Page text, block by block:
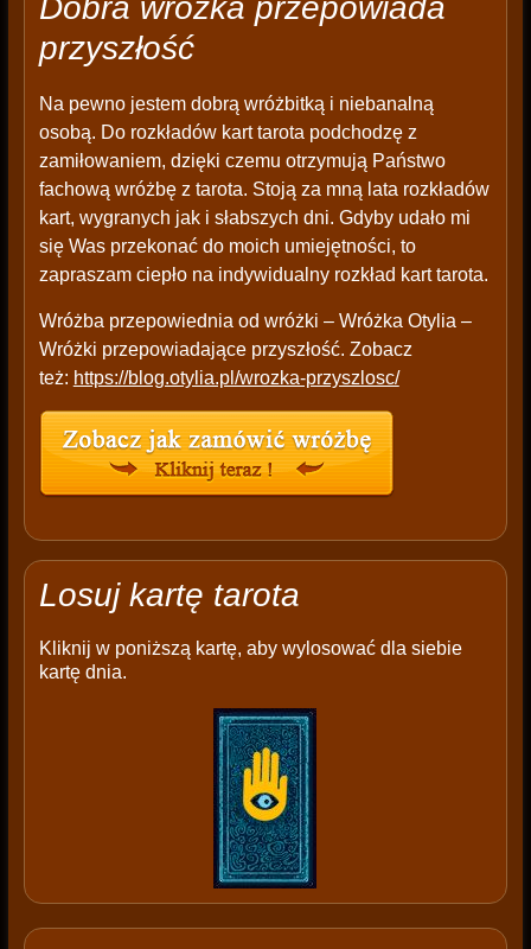
Dobra wróżka przepowiada
przyszłość
Na pewno jestem dobrą wróżbitką i niebanalną
osobą. Do rozkładów kart tarota podchodzę z
zamiłowaniem, dzięki czemu otrzymują Państwo
fachową wróżbę z tarota. Stoją za mną lata rozkładów
kart, wygranych jak i słabszych dni. Gdyby udało mi
się Was przekonać do moich umiejętności, to
zapraszam ciepło na indywidualny rozkład kart tarota.
Wróżba przepowiednia od wróżki – Wróżka Otylia –
Wróżki przepowiadające przyszłość. Zobacz
też: https://blog.otylia.pl/wrozka-przyszlosc/
Losuj kartę tarota
Kliknij w poniższą kartę, aby wylosować dla siebie
kartę dnia.